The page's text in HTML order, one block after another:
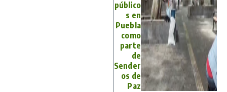
público
s en
Puebla
como
parte
de
Sender
os de
Paz